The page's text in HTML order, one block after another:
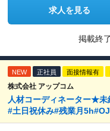
求人を見る
掲載終
NEW 正社員 面接情報有
株式会社 アップコム
人材コーディネーター★未
#土日祝休み#残業月